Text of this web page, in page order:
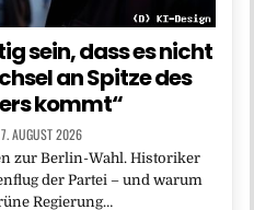
sein, dass es nicht
an Spitze des
kommt“
7. AUGUST 2026
zur Berlin-Wahl. Historiker
der Partei – und warum
Regierung…